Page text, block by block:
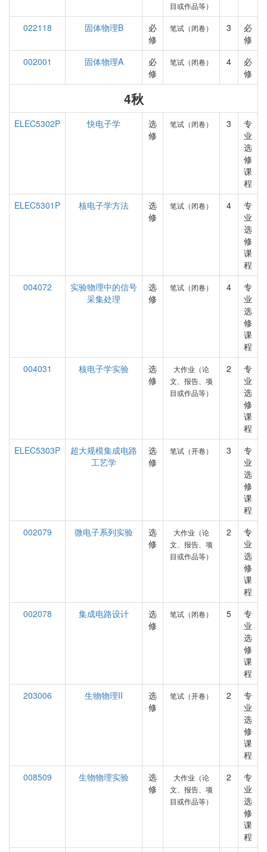
目或作品等）
022118 固体物理B
必
修
笔试（闭卷） 3
必
修
002001
固体物理A
必
修
笔试（闭卷） 4
必
修
4秋
ELEC5302P 快电子学
选
修
笔试（闭卷） 3
专
业
选
修
课
程
ELEC5301P
核电子学方法
选
修
笔试（闭卷） 4
专
业
选
修
课
程
004072
实验物理中的信号
采集处理
选
修
笔试（闭卷） 4
专
业
选
修
课
程
004031
核电子学实验
选
修
大作业（论
文、报告、项
目或作品等）
2
专
业
选
修
课
程
ELEC5303P
超大规模集成电路
工艺学
选
修
笔试（开卷） 3
专
业
选
修
课
程
002079
微电子系列实验
选
修
大作业（论
文、报告、项
目或作品等）
2
专
业
选
修
课
程
002078
集成电路设计
选
修
笔试（闭卷） 5
专
业
选
修
课
程
203006
生物物理II
选
修
笔试（开卷） 2
专
业
选
修
课
程
008509
生物物理实验
选
修
大作业（论
文、报告、项
目或作品等）
2
专
业
选
修
课
程